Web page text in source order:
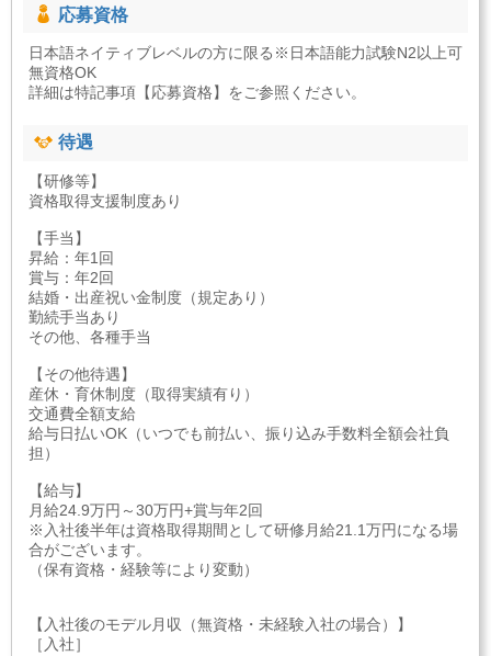
応募資格
日本語ネイティブレベルの方に限る※日本語能力試験N2以上可
無資格OK
詳細は特記事項【応募資格】をご参照ください。
待遇
【研修等】
資格取得支援制度あり
【手当】
昇給：年1回
賞与：年2回
結婚・出産祝い金制度（規定あり）
勤続手当あり
その他、各種手当
【その他待遇】
産休・育休制度（取得実績有り）
交通費全額支給
給与日払いOK（いつでも前払い、振り込み手数料全額会社負
担）
【給与】
月給24.9万円～30万円+賞与年2回
※入社後半年は資格取得期間として研修月給21.1万円になる場
合がございます。
（保有資格・経験等により変動）
【入社後のモデル月収（無資格・未経験入社の場合）】
［入社］